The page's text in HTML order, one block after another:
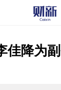
佳降为